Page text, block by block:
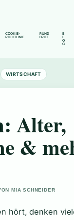
COOKIE-
RICHTLINIE
RUND
BRIEF
B
L
O
G
WIRTSCHAFT
Alter,
&
MIA SCHNEIDER
hört, denken